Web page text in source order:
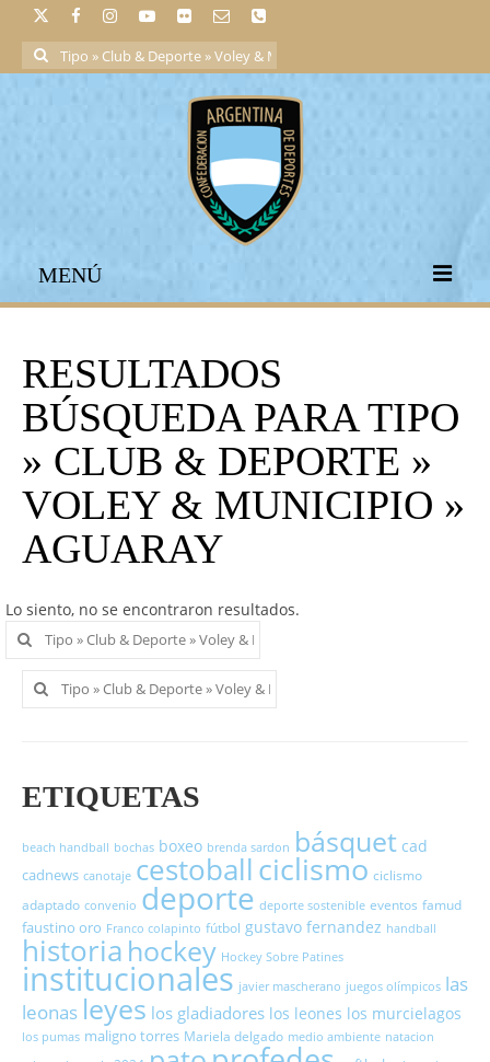
Buscar
por:
MENÚ
RESULTADOS
BÚSQUEDA PARA TIPO
» CLUB & DEPORTE »
VOLEY & MUNICIPIO »
AGUARAY
Lo siento, no se encontraron resultados.
Buscar
por:
Buscar
por:
ETIQUETAS
beach handball bochas boxeo brenda sardon básquet cad
cadnews canotaje cestoballciclismo ciclismo
adaptado convenio deporte deporte sostenible eventos famud
faustino oro Franco colapinto fútbol gustavo fernandez handball
historia hockey Hockey Sobre Patines
institucionales javier mascherano juegos olímpicos las
leonas leyes los gladiadores los leones los murcielagos
los pumas maligno torres Mariela delgado medio ambiente natacion